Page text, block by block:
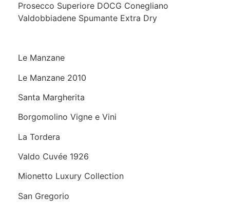
Prosecco Superiore DOCG Conegliano
Valdobbiadene Spumante Extra Dry
Le Manzane
Le Manzane 2010
Santa Margherita
Borgomolino Vigne e Vini
La Tordera
Valdo Cuvée 1926
Mionetto Luxury Collection
San Gregorio